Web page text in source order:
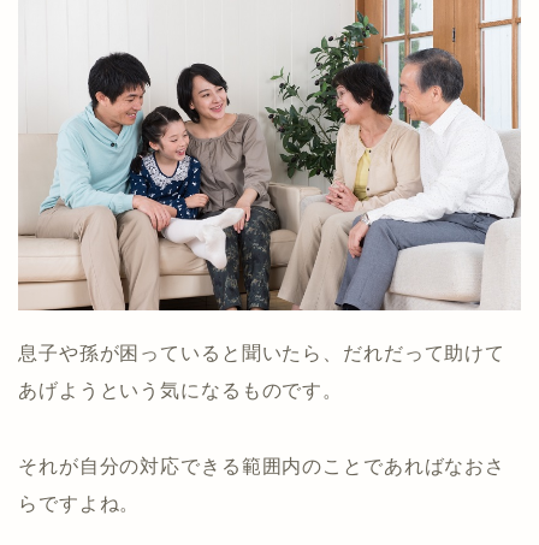
息子や孫が困っていると聞いたら、だれだって助けて
あげようという気になるものです。
それが自分の対応できる範囲内のことであればなおさ
らですよね。